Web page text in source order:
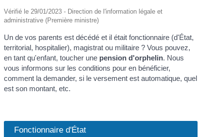
Vérifié le 29/01/2023 - Direction de l'information légale et
administrative (Première ministre)
Un de vos parents est décédé et il était fonctionnaire (d'État,
territorial, hospitalier), magistrat ou militaire ? Vous pouvez,
en tant qu'enfant, toucher une pension d'orphelin. Nous
vous informons sur les conditions pour en bénéficier,
comment la demander, si le versement est automatique, quel
est son montant, etc.
Fonctionnaire d'État